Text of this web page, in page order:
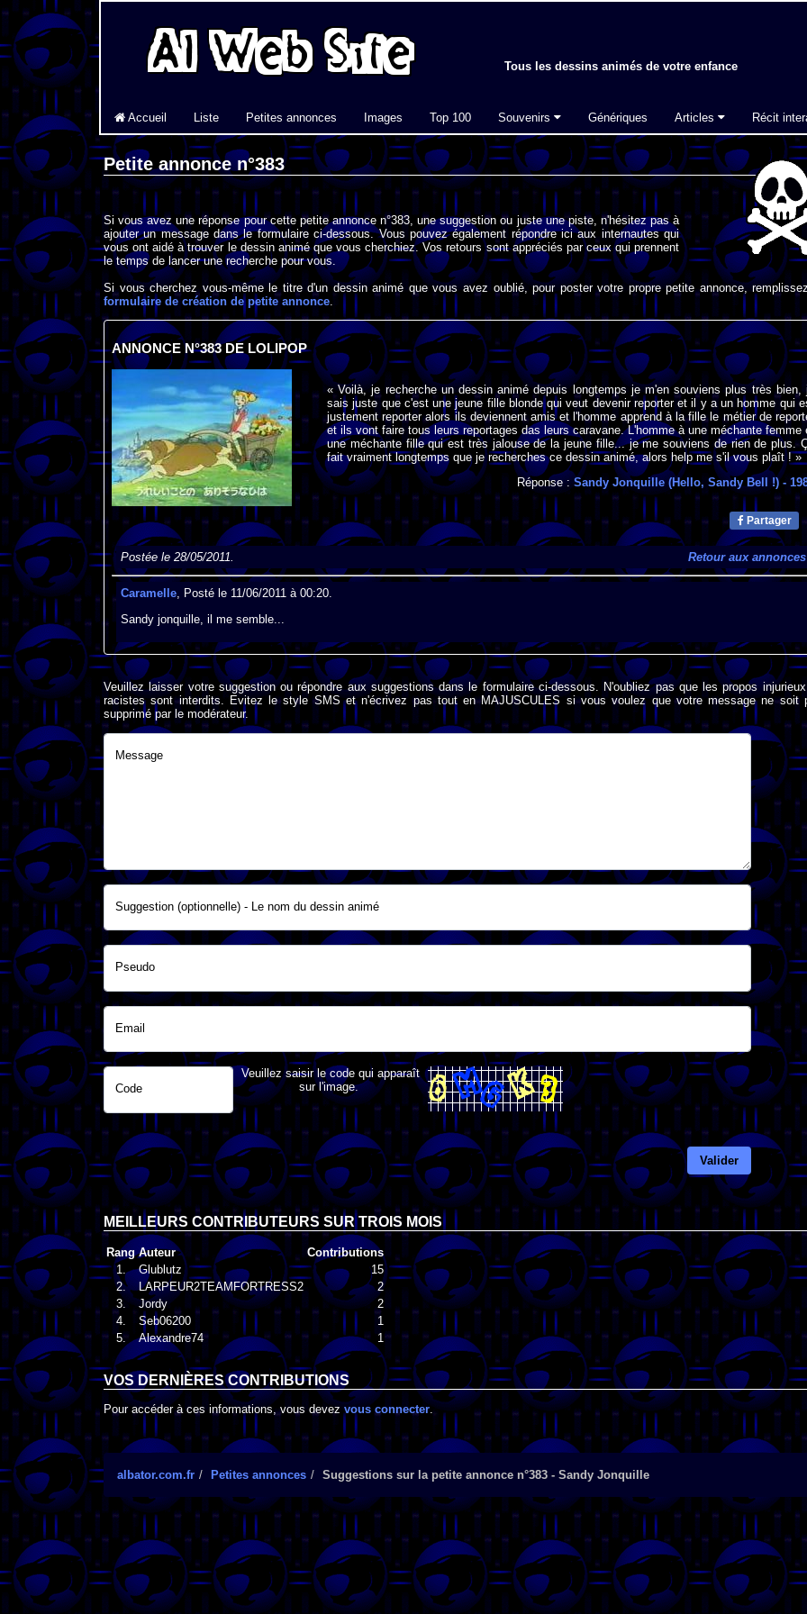
Tous les dessins animés de votre enfance
Accueil Liste Petites annonces Images Top 100 Souvenirs Génériques Articles Récit
Petite annonce n°383
Si vous avez une réponse pour cette petite annonce n°383, une suggestion ou juste une piste, n'hésitez pas à
ajouter un message dans le formulaire ci-dessous. Vous pouvez également répondre ici aux internautes qui
vous ont aidé à trouver le dessin animé que vous cherchiez. Vos retours sont appréciés par ceux qui prennent
le temps de lancer une recherche pour vous.
Si vous cherchez vous-même le titre d'un dessin animé que vous avez oublié, pour poster votre propre petite annonce,
formulaire de création de petite annonce.
ANNONCE N°383 DE LOLIPOP
« Voilà, je recherche un dessin animé depuis longtemps je m'en souviens plus très bien,
sais juste que c'est une jeune fille blonde qui veut devenir reporter et il y a un homme qui
justement reporter alors ils deviennent amis et l'homme apprend à la fille le métier de
et ils vont faire tous leurs reportages das leurs caravane. L'homme à une méchante femme
une méchante fille qui est très jalouse de la jeune fille... je me souviens de rien de plus.
fait vraiment longtemps que je recherches ce dessin animé, alors help me s'il vous plaît ! »
Réponse :Sandy Jonquille (Hello, Sandy Bell !)-
Partager
Postée le 28/05/2011. Retour aux annonces
Caramelle, Posté le 11/06/2011 à 00:20.
Sandy jonquille, il me semble...
Veuillez laisser votre suggestion ou répondre aux suggestions dans le formulaire ci-dessous. N'oubliez pas que les propos
racistes sont interdits. Evitez le style SMS et n'écrivez pas tout en MAJUSCULES si vous voulez que votre message ne soit
supprimé par le modérateur.
Message
Suggestion (optionnelle) - Le nom du dessin animé
Pseudo
Email
Code
Veuillez saisir le code qui apparaît
sur l'image.
Valider
MEILLEURS CONTRIBUTEURS SUR TROIS MOIS
Rang Auteur
Contributions
1.
Glublutz
15
2.
LARPEUR2TEAMFORTRESS2
2
3.
Jordy
2
4.
Seb06200
1
5.
Alexandre74 1
VOS DERNIÈRES CONTRIBUTIONS
Pour accéder à ces informations, vous devezvous connecter.
albator.com.fr Petites annonces Suggestions sur la petite annonce n°383 - Sandy Jonquille